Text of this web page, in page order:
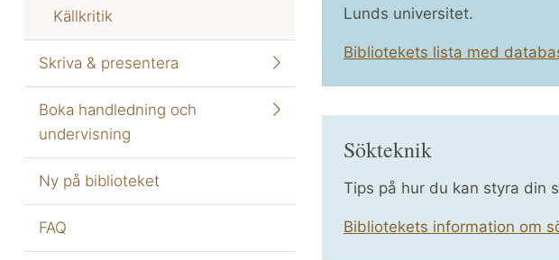
Källkritik
Skriva & presentera
Boka handledning och
undervisning
Ny på biblioteket
FAQ
Lunds universitet.
Bibliotekets lista med
Sökteknik
Tips på hur du kan styra din
Bibliotekets information om